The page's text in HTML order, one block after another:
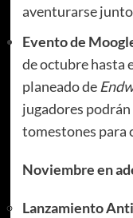
aventurarse
Evento de
de octubre hasta
planeado de
jugadores
tomestones para
Noviembre en
Lanzamiento